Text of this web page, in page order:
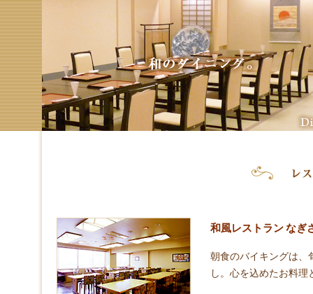
和風レストラン なぎ
朝食のバイキングは、
し。心を込めたお料